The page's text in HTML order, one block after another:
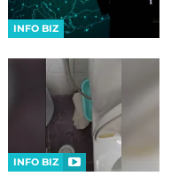
INFO BIZ
INFO BIZ